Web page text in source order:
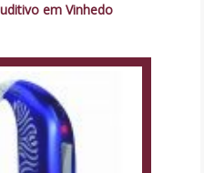
em Vinhedo